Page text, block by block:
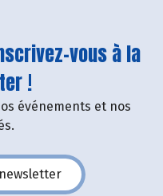
vous à la
!
événements et nos